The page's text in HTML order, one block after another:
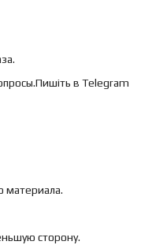
в Telegram
материала.
сторону.